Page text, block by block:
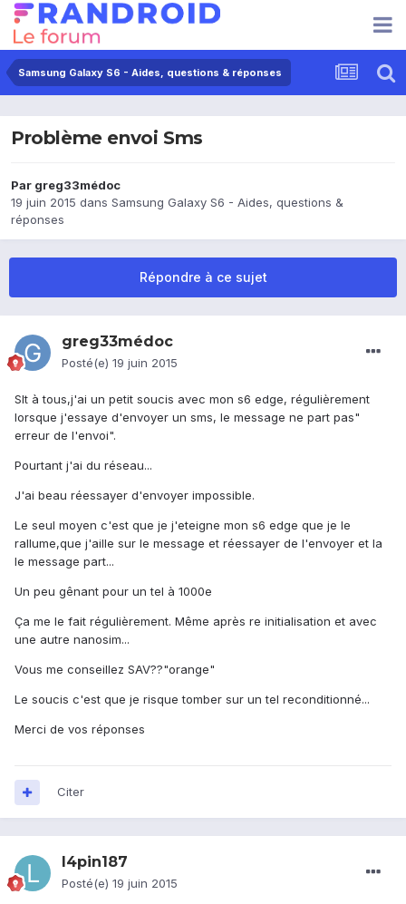
Samsung Galaxy S6 - Aides, questions & réponses
Problème envoi Sms
Par greg33médoc
19 juin 2015 dans Samsung Galaxy S6 - Aides, questions &
réponses
Répondre à ce sujet
greg33médoc
Posté(e) 19 juin 2015
Slt à tous,j'ai un petit soucis avec mon s6 edge, régulièrement
lorsque j'essaye d'envoyer un sms, le message ne part pas"
erreur de l'envoi".
Pourtant j'ai du réseau...
J'ai beau réessayer d'envoyer impossible.
Le seul moyen c'est que je j'eteigne mon s6 edge que je le
rallume,que j'aille sur le message et réessayer de l'envoyer et la
le message part...
Un peu gênant pour un tel à 1000e
Ça me le fait régulièrement. Même après re initialisation et avec
une autre nanosim...
Vous me conseillez SAV??"orange"
Le soucis c'est que je risque tomber sur un tel reconditionné...
Merci de vos réponses
Citer
l4pin187
Posté(e) 19 juin 2015